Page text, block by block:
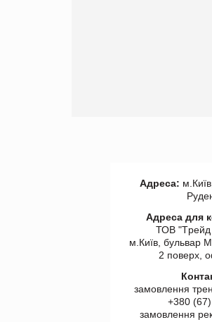
Адреса:
Адреса для
ТОВ "Tрейд
м.Київ, бульвар
2 поверх,
замовлення
+380
замовлення